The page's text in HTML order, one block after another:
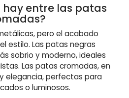
hay entre las patas
pero el acabado
estilo. Las patas negras
sobrio y moderno, ideales
Las patas cromadas, en
elegancia, perfectas para
o luminosos.